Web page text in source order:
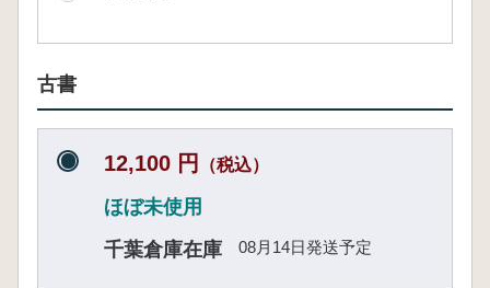
古書
12,100 円 （税込）
ほぼ未使用
千葉倉庫在庫
08月14日発送予定